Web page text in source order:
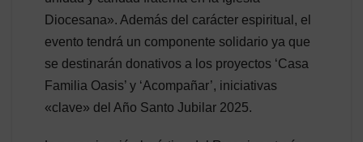
Diocesana». Además del carácter espiritual, el
evento tendrá un componente solidario ya que
se destinarán donativos a los proyectos ‘Casa
Familia Oasis’ y ‘Acompañar’, iniciativas
«clave» del Año Santo Jubilar 2025.